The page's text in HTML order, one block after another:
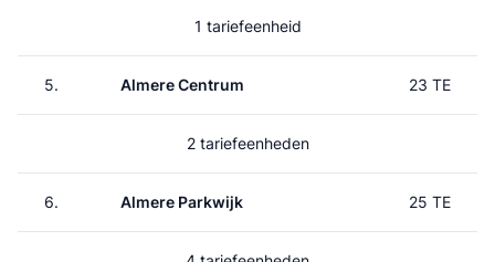
1 tariefeenheid
5. Almere Centrum 23 TE
2 tariefeenheden
6. Almere Parkwijk 25 TE